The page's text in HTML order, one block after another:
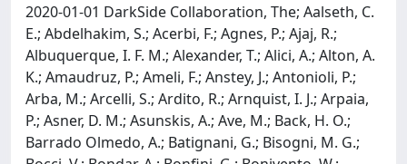
2020-01-01 DarkSide Collaboration, The; Aalseth, C.
E.; Abdelhakim, S.; Acerbi, F.; Agnes, P.; Ajaj, R.;
Albuquerque, I. F. M.; Alexander, T.; Alici, A.; Alton, A.
K.; Amaudruz, P.; Ameli, F.; Anstey, J.; Antonioli, P.;
Arba, M.; Arcelli, S.; Ardito, R.; Arnquist, I. J.; Arpaia,
P.; Asner, D. M.; Asunskis, A.; Ave, M.; Back, H. O.;
Barrado Olmedo, A.; Batignani, G.; Bisogni, M. G.;